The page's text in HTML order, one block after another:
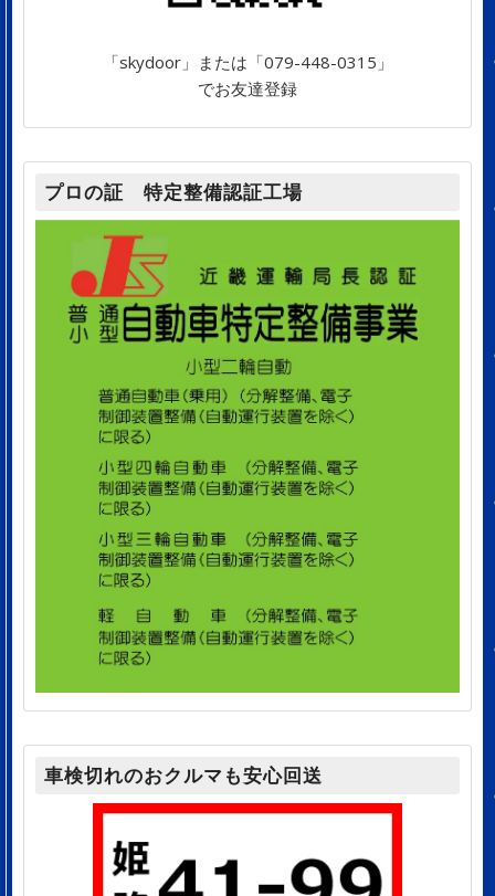
「skydoor」または「079-448-0315」
でお友達登録
プロの証 特定整備認証工場
車検切れのおクルマも安心回送